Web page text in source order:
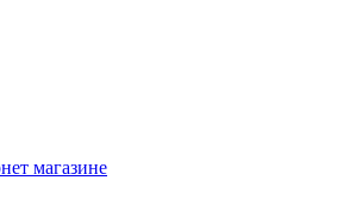
магазине